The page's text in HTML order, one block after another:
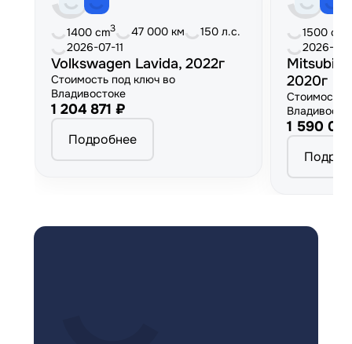
1400 cm3 47 000 км
150 л.с.
2026-07-11
Volkswagen Lavida, 2022г
Стоимость под ключ во
Владивостоке
1 204 871 ₽
Подробнее
1500 cm
2026-
2020г
Стоимость
1 590